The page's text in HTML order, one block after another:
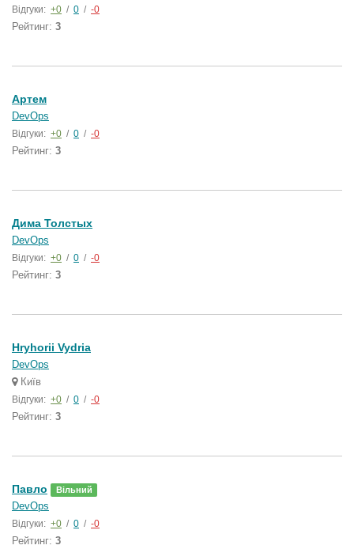
Відгуки: +0 / 0 / -0
Рейтинг: 3
Артем
DevOps
Відгуки: +0 / 0 / -0
Рейтинг: 3
Дима Толстых
DevOps
Відгуки: +0 / 0 / -0
Рейтинг: 3
Hryhorii Vydria
DevOps
Київ
Відгуки: +0 / 0 / -0
Рейтинг: 3
Павло Вільний
DevOps
Відгуки: +0 / 0 / -0
Рейтинг: 3